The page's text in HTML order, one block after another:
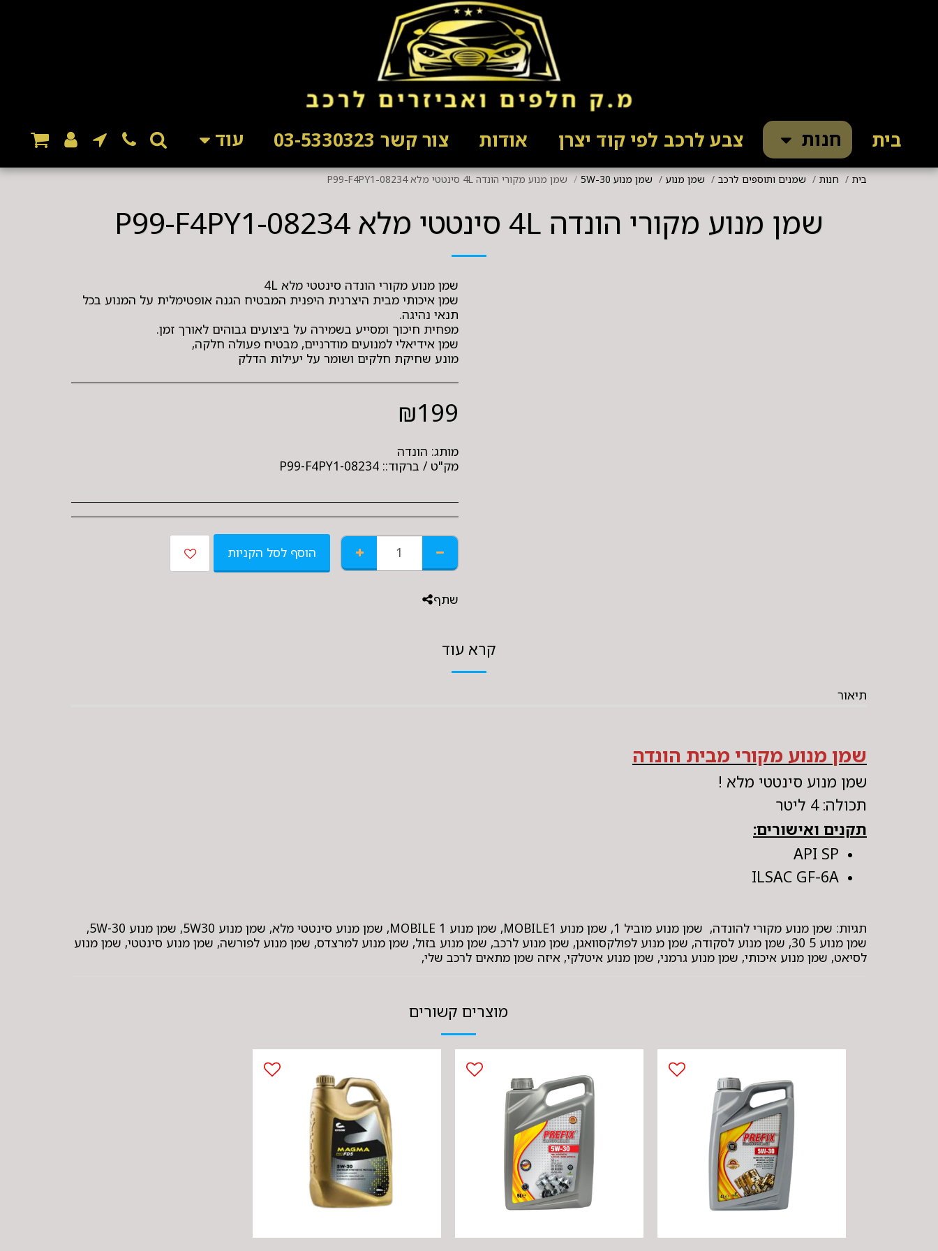
בית חנות צבע לרכב לפי קוד יצרן אודות צור קשר 03-5330323 עוד
בית חנות שמנים ותוספים לרכב שמן מנוע שמן מנוע 5W-30 שמן מנוע מקורי הונדה 4L סינטטי מלא 08234-P99-F4PY1
שמן מנוע מקורי הונדה 4L סינטטי מלא 08234-P99-F4PY1
שמן איכותי מבית היצרנית היפנית המבטיח הגנה אופטימלית על המנוע בכל
מונע שחיקת חלקים ושומר על יעילות הדלק
₪199
מותג: הונדה
מק"ט / ברקוד:: 08234-P99-F4PY1
הוסף לסל הקניות
שתף
קרא עוד
תיאור
שמן מנוע מקורי מבית הונדה
שמן מנוע סינטטי מלא !
תכולה: 4 ליטר
תקנים ואישורים:
API SP
ILSAC GF-6A
תגיות: שמן מנוע מקורי להונדה, שמן מנוע מוביל 1, שמן מנוע MOBILE1, שמן מנוע MOBILE 1, שמן מנוע סינטטי מלא, שמן מנוע 5W30, שמן מנוע 5W-30,
שמן מנוע 5 30, שמן מנוע לסקודה, שמן מנוע לפולקסוואגן, שמן מנוע לרכב, שמן מנוע בזול, שמן מנוע למרצדס, שמן מנוע לפורשה, שמן מנוע סינטטי, שמן מנוע
לסיאט, שמן מנוע איכותי, שמן מנוע גרמני, שמן מנוע איטלקי, איזה שמן מתאים לרכב שלי,
מוצרים קשורים